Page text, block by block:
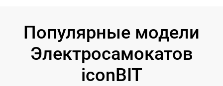
Популярные модели
Электросамокатов
iconBIT